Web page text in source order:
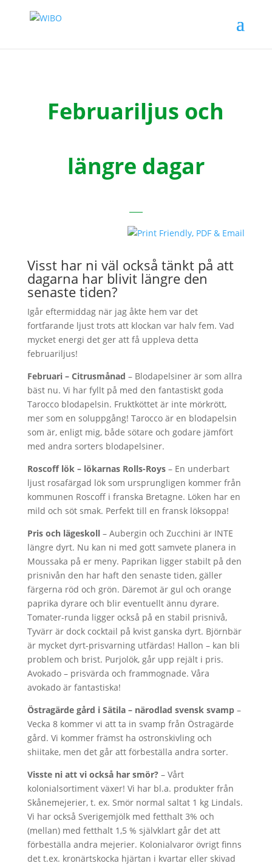
Februariljus och
längre dagar
Visst har ni väl också tänkt på att
dagarna har blivit längre den
senaste tiden?
Igår eftermiddag när jag åkte hem var det
fortfarande ljust trots att klockan var halv fem. Vad
mycket energi det ger att få uppleva detta
februariljus!
Februari – Citrusmånad – Blodapelsiner är som allra
bäst nu. Vi har fyllt på med den fantastiskt goda
Tarocco blodapelsin. Fruktköttet är inte mörkrött,
mer som en soluppgång! Tarocco är en blodapelsin
som är, enligt mig, både sötare och godare jämfört
med andra sorters blodapelsiner.
Roscoff lök – lökarnas Rolls-Roys– En underbart
ljust rosafärgad lök som ursprungligen kommer från
kommunen Roscoff i franska Bretagne. Löken har en
mild och söt smak. Perfekt till en fransk löksoppa!
Pris och lägeskoll– Aubergin och Zucchini är INTE
längre dyrt. Nu kan ni med gott samvete planera in
Moussaka på er meny. Paprikan ligger stabilt på den
prisnivån den har haft den senaste tiden, gäller
färgerna röd och grön. Däremot är gul och orange
paprika dyrare och blir eventuellt ännu dyrare.
Tomater-runda ligger också på en stabil prisnivå,
Tyvärr är dock cocktail på kvist ganska dyrt. Björnbär
är mycket dyrt-prisvarning utfärdas! Hallon – kan bli
problem och brist. Purjolök, går upp rejält i pris.
Avokado – prisvärda och frammognade. Våra
avokado är fantastiska!
Östragärde gård i Sätila – närodlad svensk svamp –
Vecka 8 kommer vi att ta in svamp från Östragärde
gård. Vi kommer främst ha ostronskivling och
shiitake, men det går att förbeställa andra sorter.
Visste ni att vi också har smör? –Vårt
kolonialsortiment växer! Vi har bl.a. produkter från
Skånemejerier, t. ex. Smör normal saltat 1 kg Lindals.
Vi har också Sverigemjölk med fetthalt 3% och
(mellan) med fetthalt 1,5 % självklart går det att
förbeställa andra mejerier. Kolonialvaror övrigt finns
det t.ex. kronärtskocka hjärtan i kvartar eller skivad